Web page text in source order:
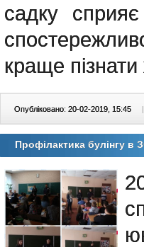
садку сприяє
краще
Опубліковано: 20-02-2019, 15:45 |
Профілактика булінгу